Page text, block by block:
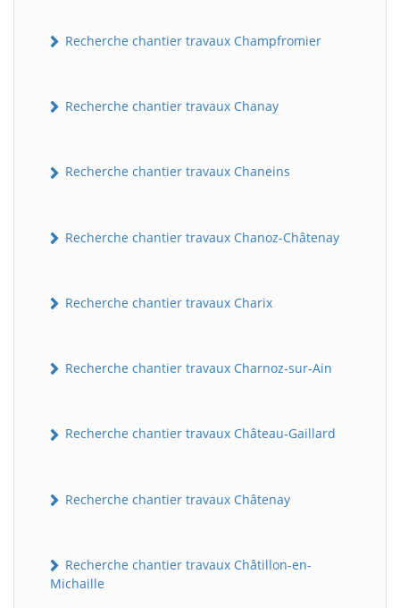
Recherche chantier travaux Champfromier
Recherche chantier travaux Chanay
Recherche chantier travaux Chaneins
Recherche chantier travaux Chanoz-Châtenay
Recherche chantier travaux Charix
Recherche chantier travaux Charnoz-sur-Ain
Recherche chantier travaux Château-Gaillard
Recherche chantier travaux Châtenay
Recherche chantier travaux Châtillon-en-
Michaille